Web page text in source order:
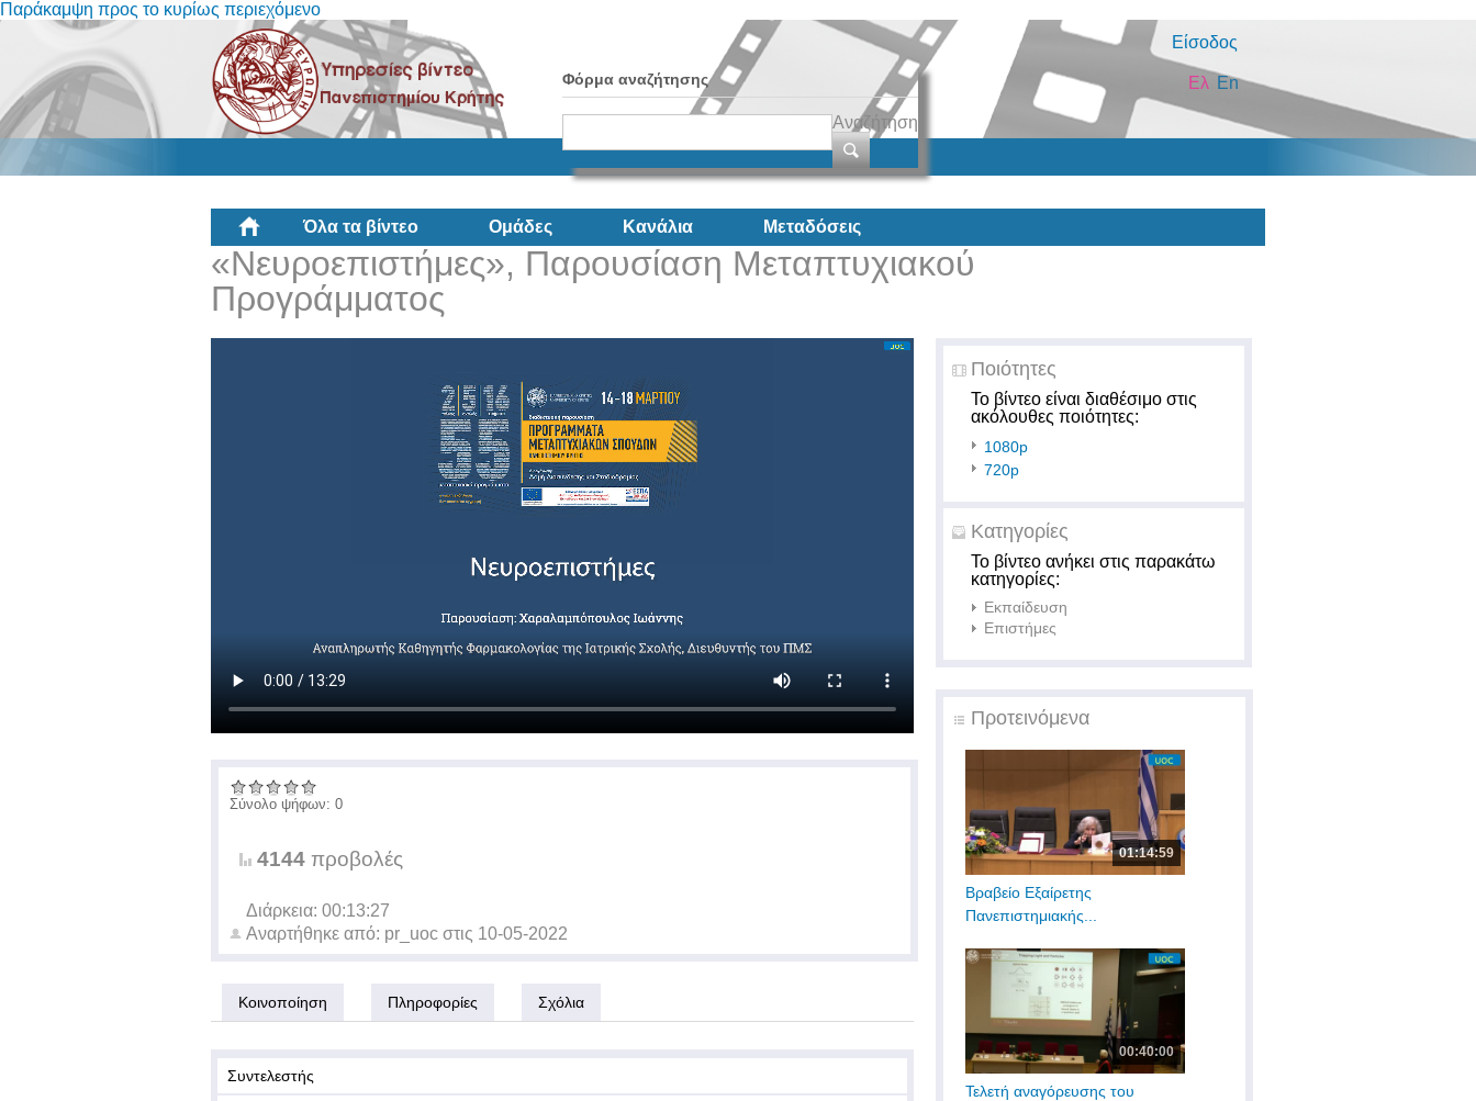
Παράκαμψη προς το κυρίως περιεχόμενο
Είσοδος
Φόρμα αναζήτησης
Αναζήτηση
En
Ελ
Όλα τα βίντεο Ομάδες Κανάλια Μεταδόσεις
«Νευροεπιστήμες», Παρουσίαση Μεταπτυχιακού
Προγράμματος
Ποιότητες
Το βίντεο είναι διαθέσιμο στις
ακόλουθες ποιότητες:
1080p
720p
Κατηγορίες
Το βίντεο ανήκει στις παρακάτω
κατηγορίες:
Εκπαίδευση
Επιστήμες
Προτεινόμενα
01:14:59
Βραβείο Εξαίρετης
Πανεπιστημιακής...
00:40:00
Τελετή αναγόρευσης του
Σύνολο ψήφων: 0
4144 προβολές
Διάρκεια: 00:13:27
Αναρτήθηκε από: pr_uoc στις 10-05-2022
Κοινοποίηση Πληροφορίες Σχόλια
Συντελεστής